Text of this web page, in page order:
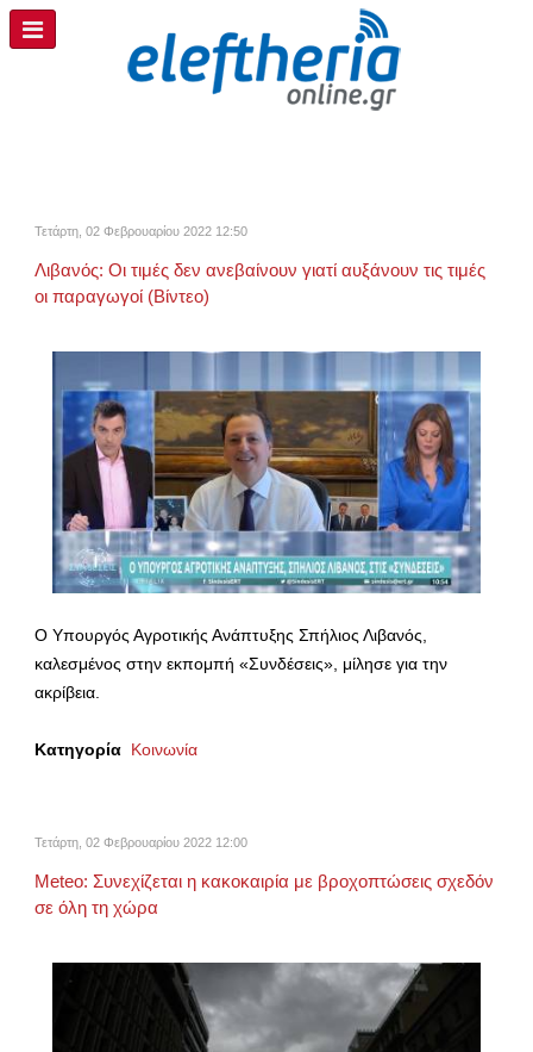
Τετάρτη, 02 Φεβρουαρίου 2022 12:50
Λιβανός: Οι τιμές δεν ανεβαίνουν γιατί αυξάνουν τις τιμές
οι παραγωγοί (Βίντεο)
Ο Υπουργός Αγροτικής Ανάπτυξης Σπήλιος Λιβανός,
καλεσμένος στην εκπομπή «Συνδέσεις», μίλησε για την
ακρίβεια.
Κατηγορία Κοινωνία
Τετάρτη, 02 Φεβρουαρίου 2022 12:00
Meteo: Συνεχίζεται η κακοκαιρία με βροχοπτώσεις σχεδόν
σε όλη τη χώρα